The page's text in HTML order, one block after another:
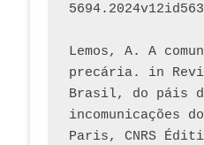
Lemos, A. A
precária. in
Brasil, do páis
incomunicações
Paris, CNRS